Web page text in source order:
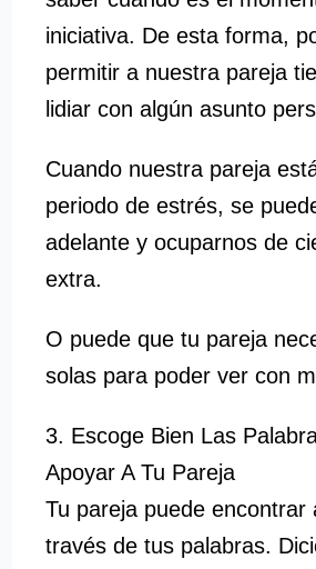
iniciativa. De esta forma,
permitir a nuestra pareja
lidiar con algún asunto
Cuando nuestra pareja
periodo de estrés, se
adelante y ocuparnos de
extra.
O puede que tu pareja
solas para poder ver con
3. Escoge Bien Las
Apoyar A Tu Pareja
Tu pareja puede encontrar
través de tus palabras.